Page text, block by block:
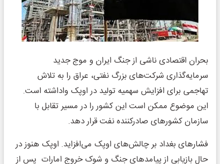
بحران اقتصادی ناشی از جنگ ایران و موج جدید
سرمایه‌گذاری شرکت‌های بزرگ نفتی، عراق را به تلاش
تهاجمی برای افزایش سهمیه تولید در اوپک واداشته است.
این موضوع ممکن است این کشور را در مسیر تقابل با
سازمان کشورهای صادرکننده نفت قرار دهد.
فشارهای بغداد بر چالش‌های اوپک می‌افزاید. اوپک هنوز در
حال بازیابی از پیامدهای جنگ و شوک خروج امارات پس از